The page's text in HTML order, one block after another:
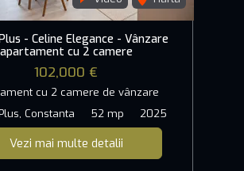
- Celine Elegance - Vânzare
apartament cu 2 camere
102,000 €
cu 2 camere de vânzare
Constanta
52 mp 2025
Vezi mai multe detalii